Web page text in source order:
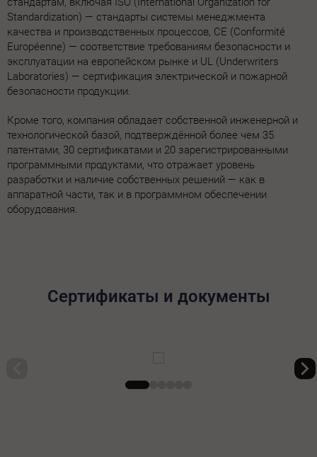
Standardization) — стандарты системы менеджмента
качества и производственных процессов, CE (Conformité
Européenne) — соответствие требованиям безопасности и
эксплуатации на европейском рынке и UL (Underwriters
Laboratories) — сертификация электрической и пожарной
безопасности продукции.
Кроме того, компания обладает собственной инженерной и
технологической базой, подтверждённой более чем 35
патентами, 30 сертификатами и 20 зарегистрированными
программными продуктами, что отражает уровень
разработки и наличие собственных решений — как в
аппаратной части, так и в программном обеспечении
оборудования.
Сертификаты и документы